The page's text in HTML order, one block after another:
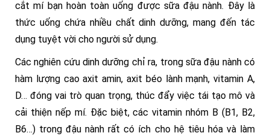
cắt mí bạn hoàn toàn uống được sữa đậu nành. Đây là
thức uống chứa nhiều chất dinh dưỡng, mang đến tác
dụng tuyệt vời cho người sử dụng.
Các nghiên cứu dinh dưỡng chỉ ra, trong sữa đậu nành có
hàm lượng cao axit amin, axit béo lành mạnh, vitamin A,
D… đóng vai trò quan trọng, thúc đẩy việc tái tạo mô và
cải thiện nếp mí. Đặc biệt, các vitamin nhóm B (B1, B2,
B6…) trong đậu nành rất có ích cho hệ tiêu hóa và làm